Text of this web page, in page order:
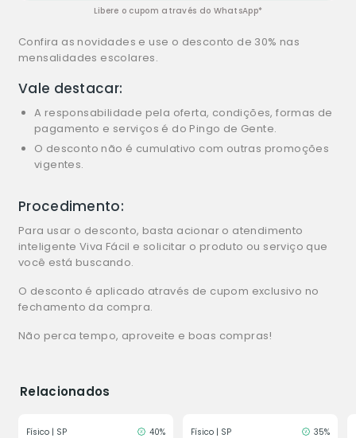
Libere o cupom através do WhatsApp*
Confira as novidades e use o desconto de 30% nas
mensalidades escolares.
Vale destacar:
A responsabilidade pela oferta, condições, formas de
pagamento e serviços é do Pingo de Gente.
O desconto não é cumulativo com outras promoções
vigentes.
Procedimento:
Para usar o desconto, basta acionar o atendimento
inteligente Viva Fácil e solicitar o produto ou serviço que
você está buscando.
O desconto é aplicado através de cupom exclusivo no
fechamento da compra.
Não perca tempo, aproveite e boas compras!
Relacionados
Físico | SP 40% Físico | SP 35%